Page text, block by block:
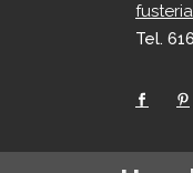
Tel.